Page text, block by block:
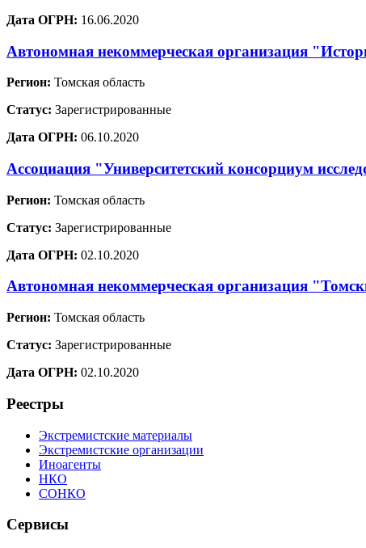
Дата ОГРН: 16.06.2020
Автономная некоммерческая организация
Регион: Томская область
Статус: Зарегистрированные
Дата ОГРН: 06.10.2020
Ассоциация "Университетский консорциум
Регион: Томская область
Статус: Зарегистрированные
Дата ОГРН: 02.10.2020
Автономная некоммерческая организация
Регион: Томская область
Статус: Зарегистрированные
Дата ОГРН: 02.10.2020
Реестры
Экстремистские материалы
Экстремистские организации
Иноагенты
НКО
СОНКО
Сервисы